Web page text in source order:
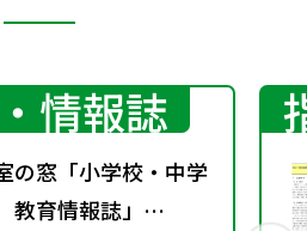
情報誌
の窓「小学校・中学
育情報誌」